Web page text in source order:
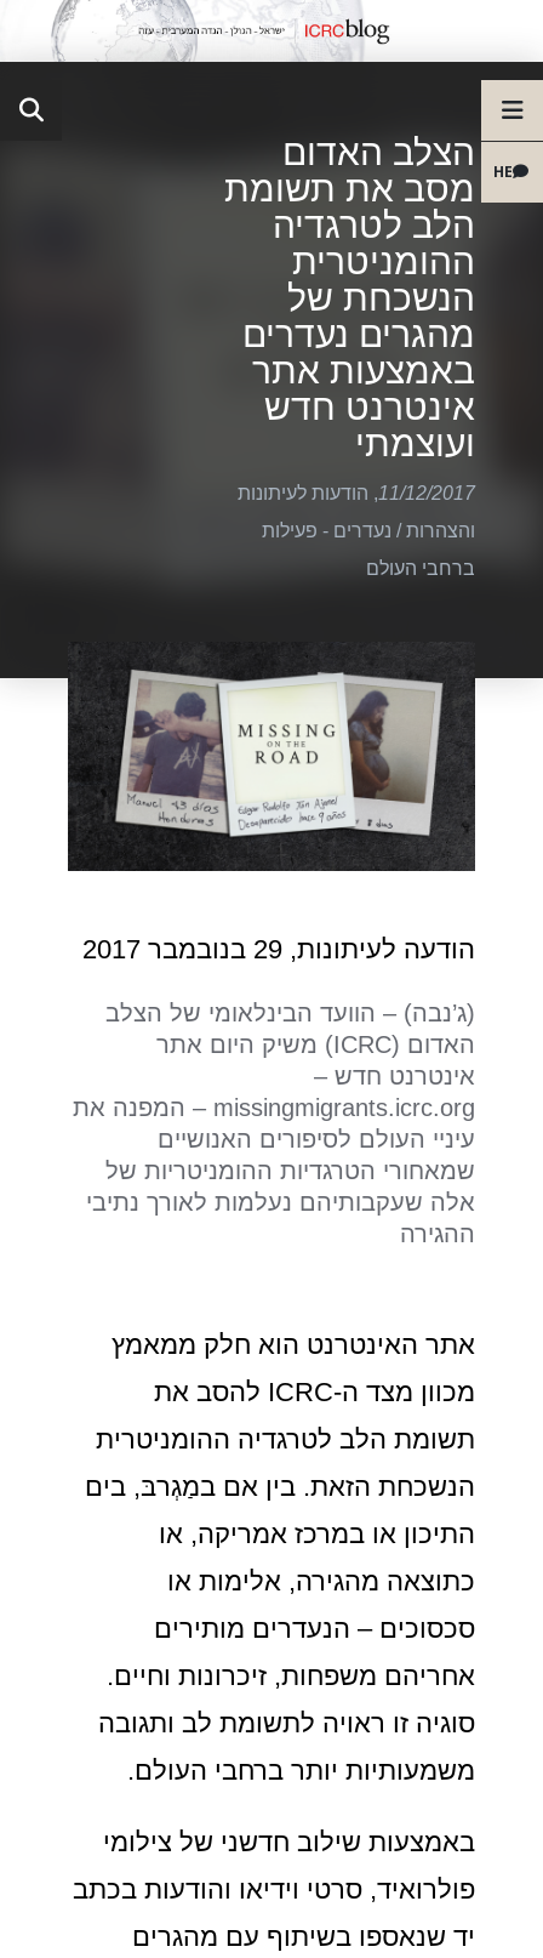
HE
הצלב האדום
מסב את תשומת
הלב לטרגדיה
ההומניטרית
הנשכחת של
מהגרים נעדרים
באמצעות אתר
אינטרנט חדש
ועוצמתי
11/12/2017
, הודעות לעיתונות
והצהרות/ נעדרים - פעילות
ברחבי העולם
הודעה לעיתונות, 29 בנובמבר 2017
(ג’נבה) – הוועד הבינלאומי של הצלב
האדום (ICRC) משיק היום אתר
אינטרנט חדש –
missingmigrants.icrc.org – המפנה את
עיניי העולם לסיפורים האנושיים
שמאחורי הטרגדיות ההומניטריות של
אלה שעקבותיהם נעלמות לאורך נתיבי
ההגירה
אתר האינטרנט הוא חלק ממאמץ
מכוון מצד ה-ICRC להסב את
תשומת הלב לטרגדיה ההומניטרית
הנשכחת הזאת. בין אם במַגְרבּ, בים
התיכון או במרכז אמריקה, או
כתוצאה מהגירה, אלימות או
סכסוכים – הנעדרים מותירים
אחריהם משפחות, זיכרונות וחיים.
סוגיה זו ראויה לתשומת לב ותגובה
משמעותיות יותר ברחבי העולם.
באמצעות שילוב חדשני של צילומי
פולרואיד, סרטי וידיאו והודעות בכתב
יד שנאספו בשיתוף עם מהגרים